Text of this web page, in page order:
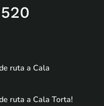
ruta a Cala
ruta a Cala Torta!